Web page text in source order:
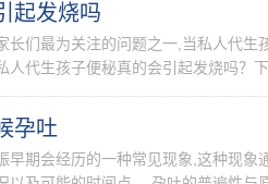
起发烧吗
长们最为关注的问题之一,当私人代
人代生孩子便秘真的会引起发烧吗？
孕吐
早期会经历的一种常见现象,这种现